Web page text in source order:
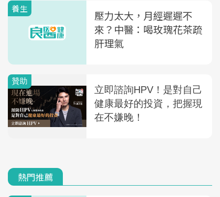
養生
壓力太大，月經遲遲不
來？中醫：喝玫瑰花茶疏
肝理氣
熱門推薦